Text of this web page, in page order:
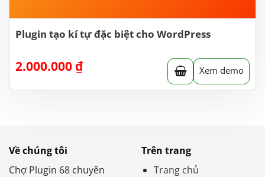
Plugin tạo kí tự đặc biệt cho WordPress
2.000.000 ₫ Xem demo
Về chúng tôi
Chợ Plugin 68 chuyên
Trên trang
Trang chủ